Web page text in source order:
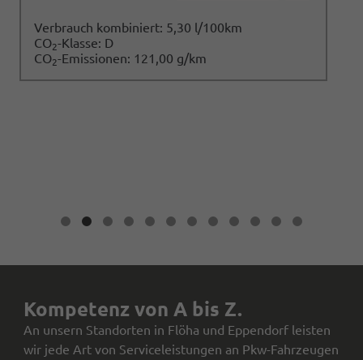
Verbrauch kombiniert: 5,30 l/100km
CO2-Klasse: D
CO2-Emissionen: 121,00 g/km
Kompetenz von A bis Z.
An unsern Standorten in Flöha und Eppendorf leisten
wir jede Art von Serviceleistungen an Pkw-Fahrzeugen